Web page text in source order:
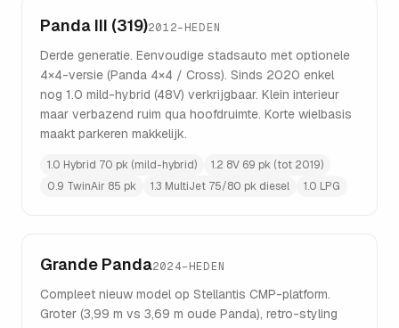
Panda III (319)2012–HEDEN
Derde generatie. Eenvoudige stadsauto met optionele
4×4-versie (Panda 4×4 / Cross). Sinds 2020 enkel
nog 1.0 mild-hybrid (48V) verkrijgbaar. Klein interieur
maar verbazend ruim qua hoofdruimte. Korte wielbasis
maakt parkeren makkelijk.
1.0 Hybrid 70 pk (mild-hybrid)
1.2 8V 69 pk (tot 2019)
0.9 TwinAir 85 pk
1.3 MultiJet 75/80 pk diesel 1.0 LPG
Grande Panda2024–HEDEN
Compleet nieuw model op Stellantis CMP-platform.
Groter (3,99 m vs 3,69 m oude Panda), retro-styling